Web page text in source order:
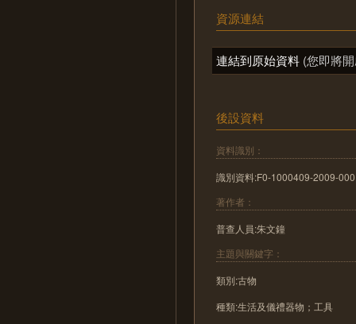
資源連結
連結到原始資料 (您即將
後設資料
資料識別：
識別資料:F0-1000409-2009-
著作者：
普查人員:朱文鐘
主題與關鍵字：
類別:古物
種類:生活及儀禮器物；工具